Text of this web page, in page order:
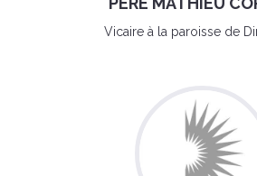
Vicaire à la paroisse de